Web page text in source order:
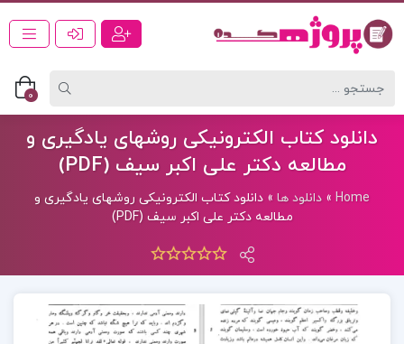
0
دانلود کتاب الکترونیکی روشهای یادگیری و
مطالعه دکتر علی اکبر سیف (PDF)
Home
» دانلود ها » دانلود کتاب الکترونیکی روشهای یادگیری و
مطالعه دکتر علی اکبر سیف (PDF)